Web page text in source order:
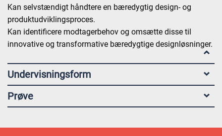
Kan selvstændigt håndtere en bæredygtig design- og
produktudviklingsproces.
Kan identificere modtagerbehov og omsætte disse til
innovative og transformative bæredygtige designløsninger.
Undervisningsform
Prøve